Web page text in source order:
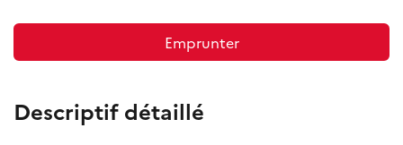
Emprunter
Descriptif détaillé